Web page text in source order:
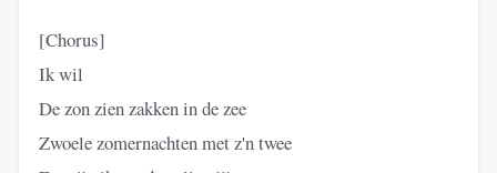
[Chorus]
Ik wil
De zon zien zakken in de zee
Zwoele zomernachten met z'n twee